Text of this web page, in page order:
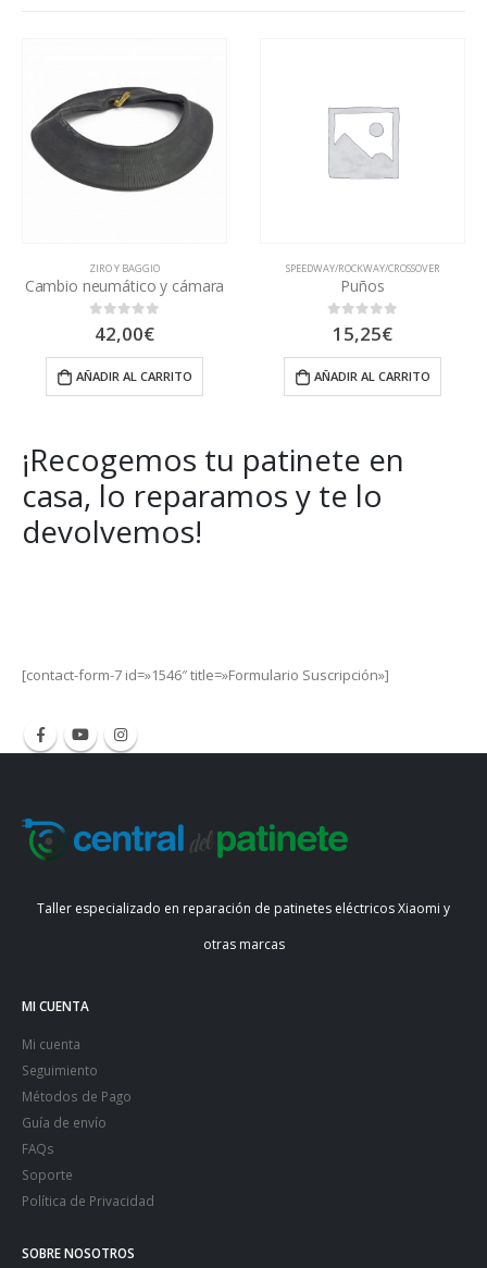
ZIRO Y BAGGIO
Cambio neumático y cámara
out of 5
42,00€
AÑADIR AL CARRITO
SPEEDWAY/ROCKWAY/CROSSOVER
Puños
out of 5
15,25€
AÑADIR AL CARRITO
¡Recogemos tu patinete en
casa, lo reparamos y te lo
devolvemos!
[contact-form-7 id=»1546″ title=»Formulario Suscripción»]
Taller especializado en reparación de patinetes eléctricos Xiaomi y
otras marcas
MI CUENTA
Mi cuenta
Seguimiento
Métodos de Pago
Guía de envío
FAQs
Soporte
Política de Privacidad
SOBRE NOSOTROS